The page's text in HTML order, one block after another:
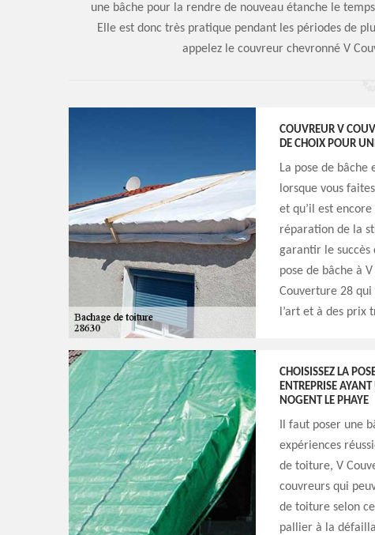
une bâche pour la rendre de nouveau étanche le
Elle est donc très pratique pendant les périodes de
appelez le couvreur chevronné V
COUVREUR V
DE CHOIX POUR
La pose de bâche
lorsque vous
et qu’il est
réparation de la
garantir le
pose de bâche à
Couverture 28
l’art et à des prix
CHOISISSEZ LA
ENTREPRISE
NOGENT LE PHAYE
Il faut poser une
expériences
de toiture, V
couvreurs qui
de toiture selon
pallier à la